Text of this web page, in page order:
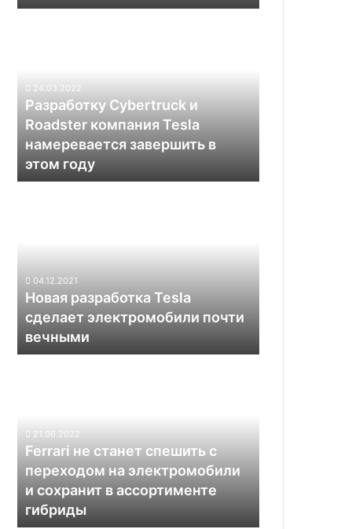
проблем
Tesla
намеревается
завершить
этом
году
24.03.2022
Разработку Cybertruck и
Roadster компания Tesla
намеревается завершить в
этом году
вечными
04.12.2021
Новая разработка Tesla
сделает электромобили почти
вечными
переходом
электромобили
сохранит
21.06.2022
Ferrari не станет спешить с
переходом на электромобили
и сохранит в ассортименте
гибриды